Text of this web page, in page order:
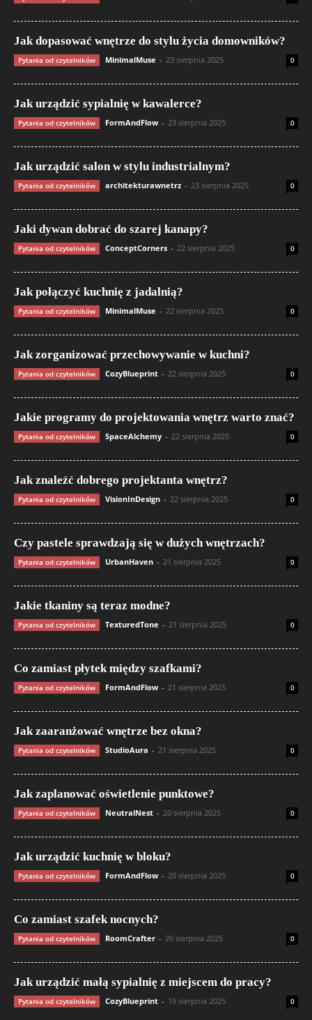
Jak dopasować wnętrze do stylu życia domowników?
Pytania od czytelników MinimalMuse - 23 sierpnia 2025 0
Jak urządzić sypialnię w kawalerce?
Pytania od czytelników FormAndFlow - 23 sierpnia 2025 0
Jak urządzić salon w stylu industrialnym?
Pytania od czytelników architekturawnetrz - 23 sierpnia 2025 0
Jaki dywan dobrać do szarej kanapy?
Pytania od czytelników ConceptCorners - 22 sierpnia 2025 0
Jak połączyć kuchnię z jadalnią?
Pytania od czytelników MinimalMuse - 22 sierpnia 2025 0
Jak zorganizować przechowywanie w kuchni?
Pytania od czytelników CozyBlueprint - 22 sierpnia 2025 0
Jakie programy do projektowania wnętrz warto znać?
Pytania od czytelników SpaceAlchemy - 22 sierpnia 2025 0
Jak znaleźć dobrego projektanta wnętrz?
Pytania od czytelników VisionInDesign - 22 sierpnia 2025 0
Czy pastele sprawdzają się w dużych wnętrzach?
Pytania od czytelników UrbanHaven - 21 sierpnia 2025 0
Jakie tkaniny są teraz modne?
Pytania od czytelników TexturedTone - 21 sierpnia 2025 0
Co zamiast płytek między szafkami?
Pytania od czytelników FormAndFlow - 21 sierpnia 2025 0
Jak zaaranżować wnętrze bez okna?
Pytania od czytelników StudioAura - 21 sierpnia 2025 0
Jak zaplanować oświetlenie punktowe?
Pytania od czytelników NeutralNest - 20 sierpnia 2025 0
Jak urządzić kuchnię w bloku?
Pytania od czytelników FormAndFlow - 20 sierpnia 2025 0
Co zamiast szafek nocnych?
Pytania od czytelników RoomCrafter - 20 sierpnia 2025 0
Jak urządzić małą sypialnię z miejscem do pracy?
Pytania od czytelników CozyBlueprint - 19 sierpnia 2025 0